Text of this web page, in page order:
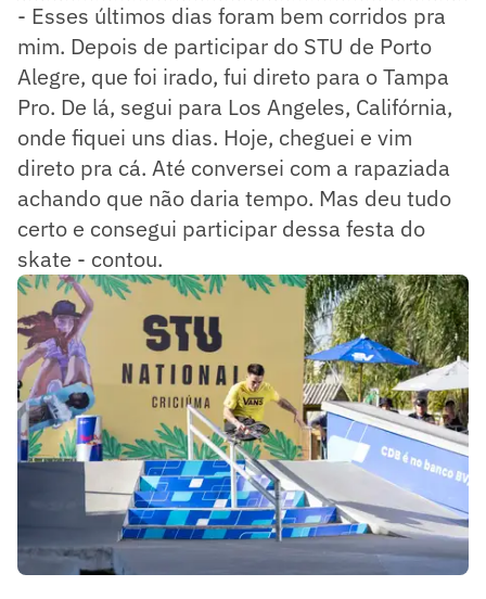
- Esses últimos dias foram bem corridos pra
mim. Depois de participar do STU de Porto
Alegre, que foi irado, fui direto para o Tampa
Pro. De lá, segui para Los Angeles, Califórnia,
onde fiquei uns dias. Hoje, cheguei e vim
direto pra cá. Até conversei com a rapaziada
achando que não daria tempo. Mas deu tudo
certo e consegui participar dessa festa do
skate - contou.